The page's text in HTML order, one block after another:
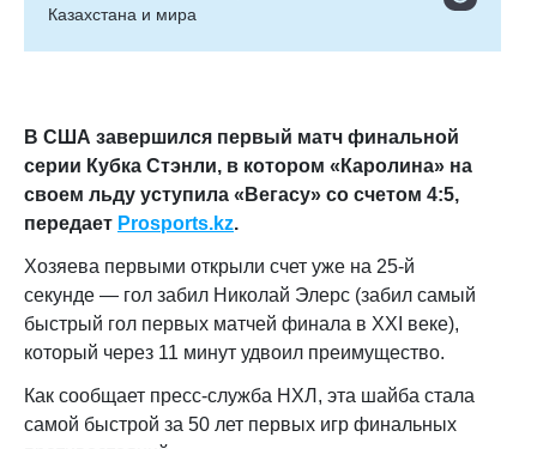
Казахстана и мира
В США завершился первый матч финальной
серии Кубка Стэнли, в котором «Каролина» на
своем льду уступила «Вегасу» со счетом 4:5,
передает Prosports.kz.
Хозяева первыми открыли счет уже на 25-й
секунде — гол забил Николай Элерс (забил самый
быстрый гол первых матчей финала в XXI веке),
который через 11 минут удвоил преимущество.
Как сообщает пресс-служба НХЛ, эта шайба стала
самой быстрой за 50 лет первых игр финальных